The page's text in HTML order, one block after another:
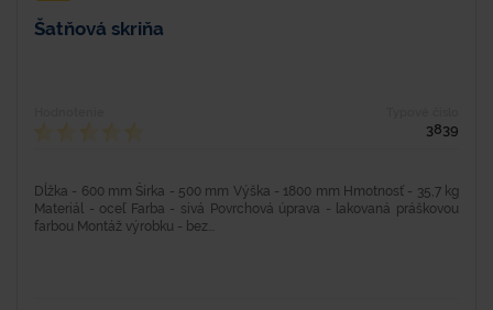
Šatňová skriňa
3839
Dĺžka - 600 mm Šírka - 500 mm Výška - 1800 mm Hmotnosť - 35,7 kg
Materiál - oceľ Farba - sivá Povrchová úprava - lakovaná práškovou
farbou Montáž výrobku - bez...